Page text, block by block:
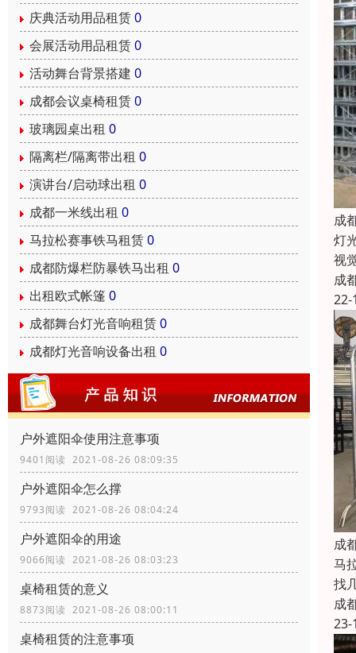
庆典活动用品租赁0
会展活动用品租赁0
活动舞台背景搭建 0
成都会议桌椅租赁0
玻璃园桌出租 0
隔离栏/隔离带出租 0
演讲台/启动球出租 0
成都一米线出租 0
马拉松赛事铁马租赁0
成都防爆栏防暴铁马出租 0
出租欧式帐篷 0
成都舞台灯光音响租赁0
成都灯光音响设备出租 0
户外遮阳伞使用注意事项
9401阅读 2021-08-26 08:09:35
户外遮阳伞怎么撑
9793阅读 2021-08-26 08:04:24
户外遮阳伞的用途
9066阅读 2021-08-26 08:03:23
桌椅租赁的意义
8873阅读 2021-08-26 08:00:11
桌椅租赁的注意事项
成
灯
视
成
22-
成
马
找
成
23-